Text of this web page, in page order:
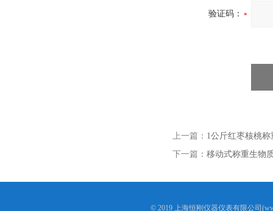
验证码：
上一篇： 1公斤红枣核桃
下一篇： 移动式称重生物
© 2019 上海恒刚仪器仪表有限公司